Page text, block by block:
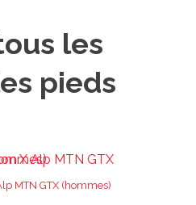
les
pieds
MTN GTX (hommes)